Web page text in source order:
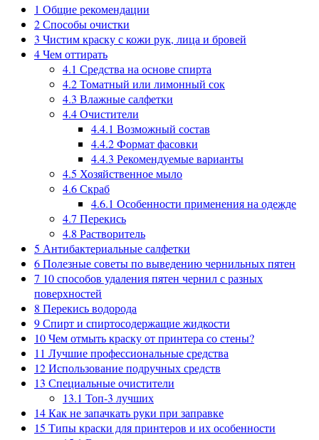
1 Общие рекомендации
2Способы очистки
3 Чистим краску с кожи рук, лица и бровей
4Чем оттирать
4.1 Средства на основе спирта
4.2Томатный или лимонный сок
4.3 Влажные салфетки
4.4Очистители
4.4.1 Возможный состав
4.4.2Формат фасовки
4.4.3 Рекомендуемые варианты
4.5 Хозяйственное мыло
4.6Скраб
4.6.1 Особенности применения на одежде
4.7 Перекись
4.8 Растворитель
5 Антибактериальные салфетки
6Полезные советы по выведению чернильных пятен
7 10 способов удаления пятен чернил с разных
поверхностей
8 Перекись водорода
9Спирт и спиртосодержащие жидкости
10Чем отмыть краску от принтера со стены?
11 Лучшие профессиональные средства
12Использование подручных средств
13 Специальные очистители
13.1 Топ-3 лучших
14Как не запачкать руки при заправке
15 Типы краски для принтеров и их особенности